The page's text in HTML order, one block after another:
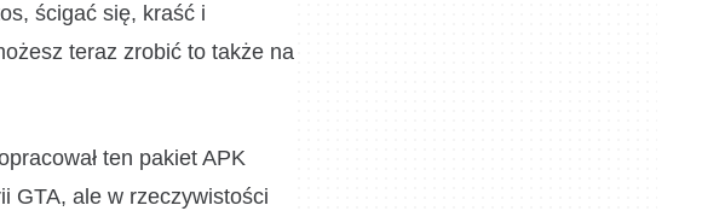
ścigać się, kraść i
teraz zrobić to także na
ten pakiet APK
GTA, ale w rzeczywistości